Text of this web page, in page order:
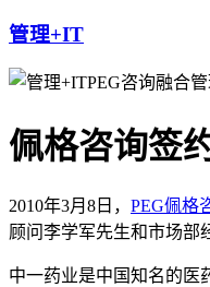
管理+IT
PEG咨询融合
佩格咨询签
2010年3月8日， PEG佩格
顾问李学军先生和市场部
中一药业是中国知名的医